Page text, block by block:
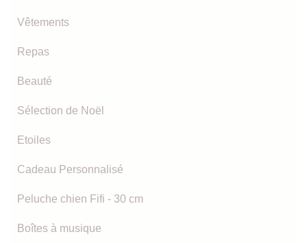
Vêtements
Repas
Beauté
Sélection de Noël
Etoiles
Cadeau Personnalisé
Peluche chien Fifi - 30 cm
Boîtes à musique